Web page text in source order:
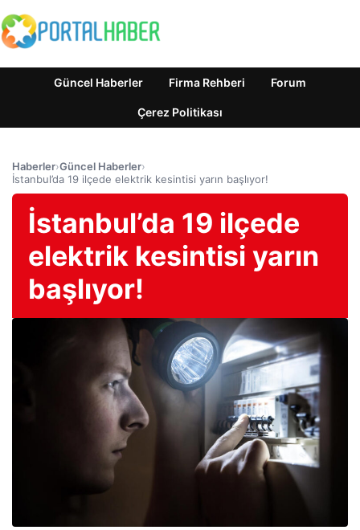
Güncel Haberler Firma Rehberi Forum
Çerez Politikası
Haberler›Güncel Haberler›
İstanbul’da 19 ilçede elektrik kesintisi yarın başlıyor!
İstanbul’da 19 ilçede
elektrik kesintisi yarın
başlıyor!